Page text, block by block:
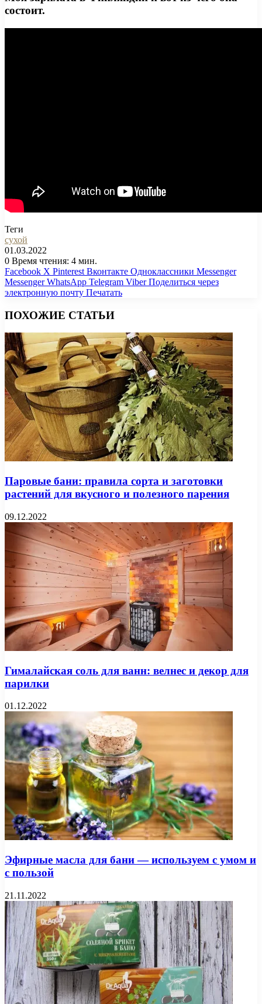
состоит.
Теги
сухой
01.03.2022
0 Время чтения: 4 мин.
Facebook X Pinterest Вконтакте Одноклассники Messenger
Messenger WhatsApp Telegram Viber Поделиться через
электронную почту Печатать
ПОХОЖИЕ СТАТЬИ
Паровые бани: правила сорта и заготовки
растений для вкусного и полезного парения
09.12.2022
Гималайская соль для ванн: велнес и декор для
парилки
01.12.2022
Эфирные масла для бани — используем с умом и
с пользой
21.11.2022